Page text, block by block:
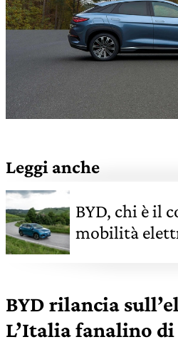
Leggi anche
BYD, chi è il
mobilità
BYD rilancia
L’Italia fanalino